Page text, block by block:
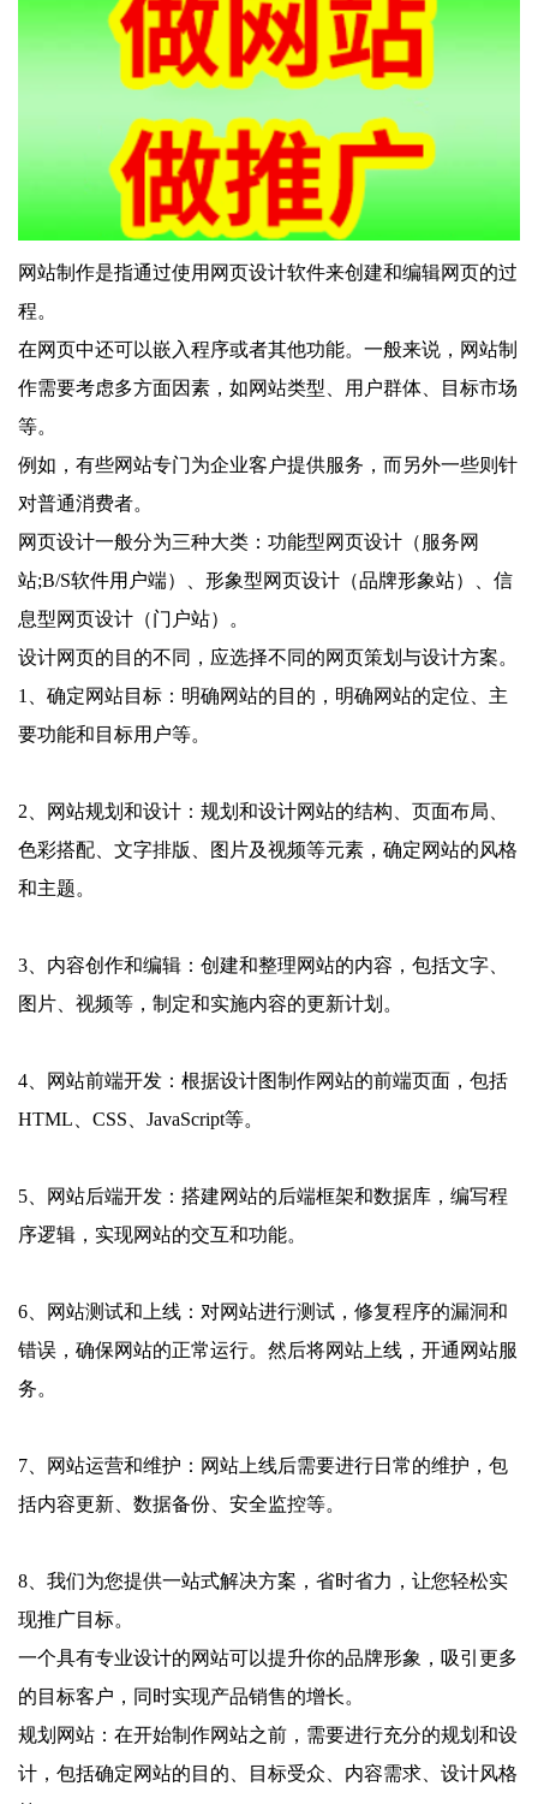
网站制作是指通过使用网页设计软件来创建和编辑网页的过
程。
在网页中还可以嵌入程序或者其他功能。一般来说，网站制
作需要考虑多方面因素，如网站类型、用户群体、目标市场
等。
例如，有些网站专门为企业客户提供服务，而另外一些则针
对普通消费者。
网页设计一般分为三种大类：功能型网页设计（服务网
站;B/S软件用户端）、形象型网页设计（品牌形象站）、信
息型网页设计（门户站）。
设计网页的目的不同，应选择不同的网页策划与设计方案。
1、确定网站目标：明确网站的目的，明确网站的定位、主
要功能和目标用户等。
2、网站规划和设计：规划和设计网站的结构、页面布局、
色彩搭配、文字排版、图片及视频等元素，确定网站的风格
和主题。
3、内容创作和编辑：创建和整理网站的内容，包括文字、
图片、视频等，制定和实施内容的更新计划。
4、网站前端开发：根据设计图制作网站的前端页面，包括
HTML、CSS、JavaScript等。
5、网站后端开发：搭建网站的后端框架和数据库，编写程
序逻辑，实现网站的交互和功能。
6、网站测试和上线：对网站进行测试，修复程序的漏洞和
错误，确保网站的正常运行。然后将网站上线，开通网站服
务。
7、网站运营和维护：网站上线后需要进行日常的维护，包
括内容更新、数据备份、安全监控等。
8、我们为您提供一站式解决方案，省时省力，让您轻松实
现推广目标。
一个具有专业设计的网站可以提升你的品牌形象，吸引更多
的目标客户，同时实现产品销售的增长。
规划网站：在开始制作网站之前，需要进行充分的规划和设
计，包括确定网站的目的、目标受众、内容需求、设计风格